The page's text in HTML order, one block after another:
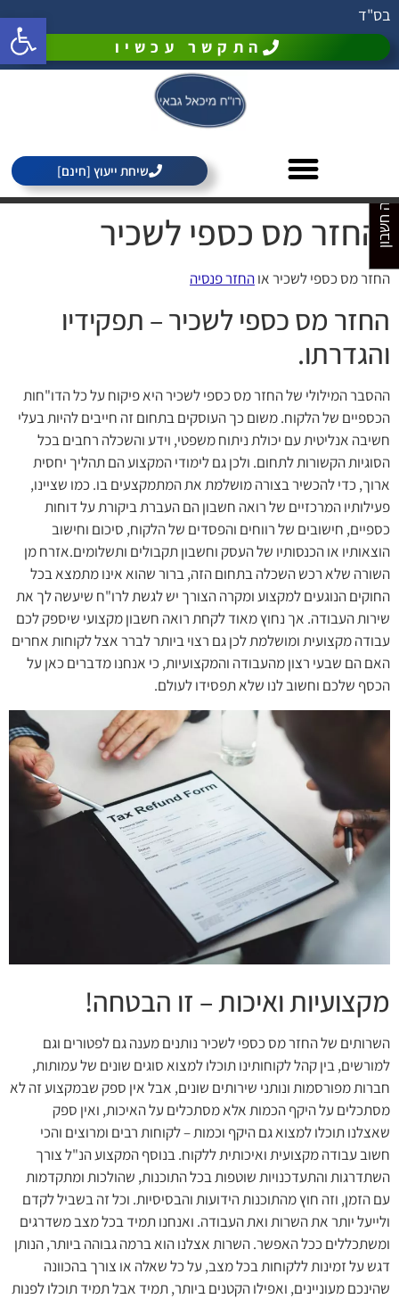
פתח
בס"ד
התקשר עכשיו
שיחת ייעוץ [חינם]
החזר מס כספי לשכיר
החזר מס כספי לשכיר אוהחזר פנסיה
החזר מס כספי לשכיר – תפקידיו
והגדרתו.
ההסבר המילולי של החזר מס כספי לשכיר היא פיקוח על כל הדו"חות
הכספיים של הלקוח. משום כך העוסקים בתחום זה חייבים להיות בעלי
חשיבה אנליטית עם יכולת ניתוח משפטי, וידע והשכלה רחבים בכל
הסוגיות הקשורות לתחום. ולכן גם לימודי המקצוע הם תהליך יחסית
ארוך, כדי להכשיר בצורה מושלמת את המתמקצעים בו. כמו שציינו,
פעילותיו המרכזיים של רואה חשבון הם העברת ביקורת על דוחות
כספיים, חישובים של רווחים והפסדים של הלקוח, סיכום וחישוב
הוצאותיו או הכנסותיו של העסק וחשבון תקבולים ותשלומים.אזרח מן
השורה שלא רכש השכלה בתחום הזה, ברור שהוא אינו מתמצא בכל
החוקים הנוגעים למקצוע ומקרה הצורך יש לגשת לרו"ח שיעשה לך את
שירות העבודה. אך נחוץ מאוד לקחת רואה חשבון מקצועי שיספק לכם
עבודה מקצועית ומושלמת לכן גם רצוי ביותר לברר אצל לקוחות אחרים
האם הם שבעי רצון מהעבודה והמקצועיות, כי אנחנו מדברים כאן על
הכסף שלכם וחשוב לנו שלא תפסידו לעולם.
מקצועיות ואיכות – זו הבטחה!
השרותים של החזר מס כספי לשכיר נותנים מענה גם לפטורים וגם
למורשים, בין קהל לקוחותינו תוכלו למצוא סוגים שונים של עמותות,
חברות מפורסמות ונותני שירותים שונים, אבל אין ספק שבמקצוע זה לא
מסתכלים על היקף הכמות אלא מסתכלים על האיכות, ואין ספק
שאצלנו תוכלו למצוא גם היקף וכמות – לקוחות רבים ומרוצים והכי
חשוב עבודה מקצועית ואיכותית ללקוח. בנוסף המקצוע הנ"ל צורך
השתדרגות והתעדכנויות שוטפות בכל התוכנות, שהולכות ומתקדמות
עם הזמן, וזה חוץ מהתוכנות הידועות והבסיסיות. וכל זה בשביל לקדם
ולייעל יותר את השרות ואת העבודה. ואנחנו תמיד בכל מצב משדרגים
ומשתכללים ככל האפשר. השרות אצלנו הוא ברמה גבוהה ביותר, הנותן
דגש על זמינות ללקוחות בכל מצב, על כל שאלה או צורך בהכוונה
שהינכם מעוניינים, ואפילו הקטנים ביותר, תמיד אבל תמיד תוכלו לפנות
מחירון רואה חשבון